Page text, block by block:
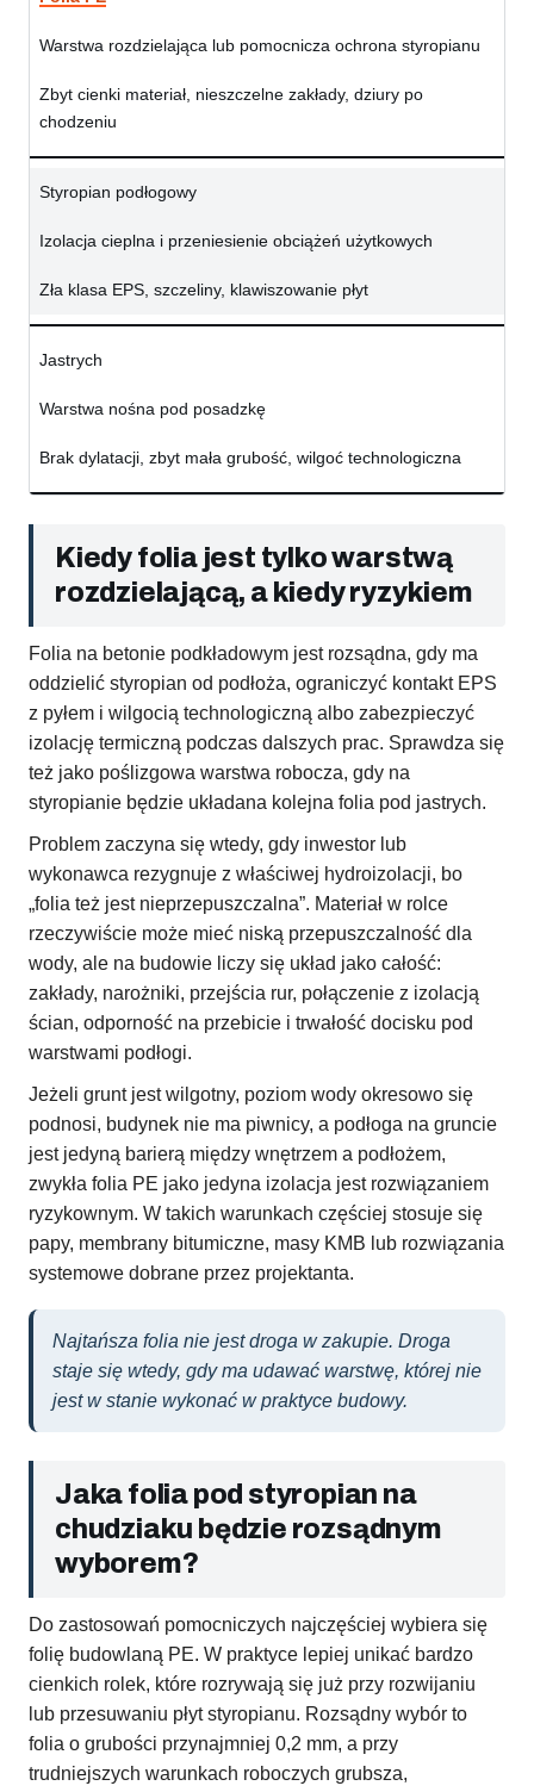
Warstwa rozdzielająca lub pomocnicza ochrona styropianu
Zbyt cienki materiał, nieszczelne zakłady, dziury po
chodzeniu
Styropian podłogowy
Izolacja cieplna i przeniesienie obciążeń użytkowych
Zła klasa EPS, szczeliny, klawiszowanie płyt
Jastrych
Warstwa nośna pod posadzkę
Brak dylatacji, zbyt mała grubość, wilgoć technologiczna
Kiedy folia jest tylko warstwą
rozdzielającą, a kiedy ryzykiem
Folia na betonie podkładowym jest rozsądna, gdy ma
oddzielić styropian od podłoża, ograniczyć kontakt EPS
z pyłem i wilgocią technologiczną albo zabezpieczyć
izolację termiczną podczas dalszych prac. Sprawdza się
też jako poślizgowa warstwa robocza, gdy na
styropianie będzie układana kolejna folia pod jastrych.
Problem zaczyna się wtedy, gdy inwestor lub
wykonawca rezygnuje z właściwej hydroizolacji, bo
„folia też jest nieprzepuszczalna”. Materiał w rolce
rzeczywiście może mieć niską przepuszczalność dla
wody, ale na budowie liczy się układ jako całość:
zakłady, narożniki, przejścia rur, połączenie z izolacją
ścian, odporność na przebicie i trwałość docisku pod
warstwami podłogi.
Jeżeli grunt jest wilgotny, poziom wody okresowo się
podnosi, budynek nie ma piwnicy, a podłoga na gruncie
jest jedyną barierą między wnętrzem a podłożem,
zwykła folia PE jako jedyna izolacja jest rozwiązaniem
ryzykownym. W takich warunkach częściej stosuje się
papy, membrany bitumiczne, masy KMB lub rozwiązania
systemowe dobrane przez projektanta.
Najtańsza folia nie jest droga w zakupie. Droga
staje się wtedy, gdy ma udawać warstwę, której nie
jest w stanie wykonać w praktyce budowy.
Jaka folia pod styropian na
chudziaku będzie rozsądnym
wyborem?
Do zastosowań pomocniczych najczęściej wybiera się
folię budowlaną PE. W praktyce lepiej unikać bardzo
cienkich rolek, które rozrywają się już przy rozwijaniu
lub przesuwaniu płyt styropianu. Rozsądny wybór to
folia o grubości przynajmniej 0,2 mm, a przy
trudniejszych warunkach roboczych grubsza,